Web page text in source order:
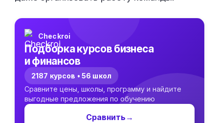
Checkroi
Подборка курсов бизнеса
и финансов
2187 курсов • 56 школ
Сравните цены, школы, программу и найдите
выгодные предложения по обучению
Сравнить →